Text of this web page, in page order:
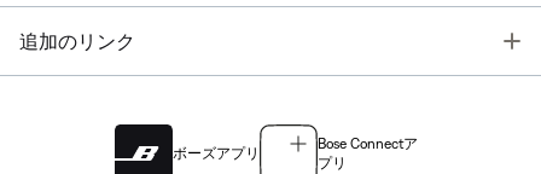
追加のリンク
ボーズアプリ
Bose Connectア
プリ